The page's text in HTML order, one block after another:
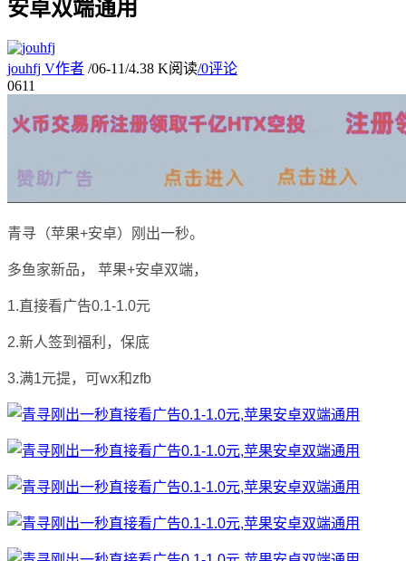
安卓双端通用
jouhfj V作者 /06-11/4.38 K阅读/0评论
0611
青寻（苹果+安卓）刚出一秒。
多鱼家新品， 苹果+安卓双端，
1.直接看广告0.1-1.0元
2.新人签到福利，保底
3.满1元提，可wx和zfb